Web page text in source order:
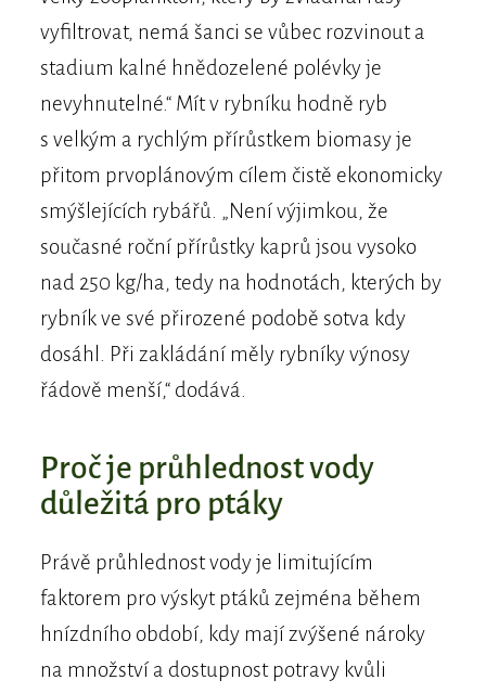
vyfiltrovat, nemá šanci se vůbec rozvinout a
stadium kalné hnědozelené polévky je
nevyhnutelné.“ Mít v rybníku hodně ryb
s velkým a rychlým přírůstkem biomasy je
přitom prvoplánovým cílem čistě ekonomicky
smýšlejících rybářů. „Není výjimkou, že
současné roční přírůstky kaprů jsou vysoko
nad 250 kg/ha, tedy na hodnotách, kterých by
rybník ve své přirozené podobě sotva kdy
dosáhl. Při zakládání měly rybníky výnosy
řádově menší,“ dodává.
Proč je průhlednost vody
důležitá pro ptáky
Právě průhlednost vody je limitujícím
faktorem pro výskyt ptáků zejména během
hnízdního období, kdy mají zvýšené nároky
na množství a dostupnost potravy kvůli